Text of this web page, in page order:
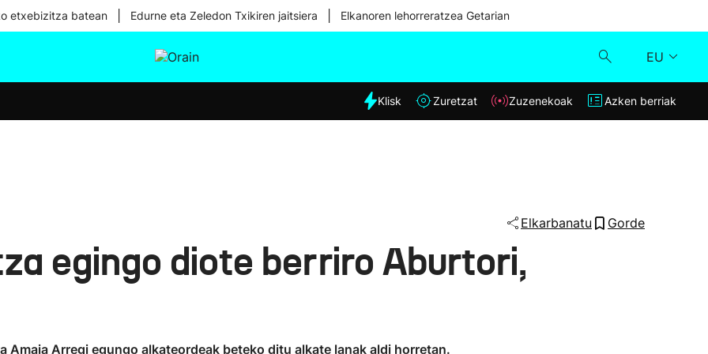
etxebizitza batean Edurne eta Zeledon Txikiren jaitsiera Elkanoren lehorreratzea Getarian
EU
Eguraldia
Klisk
Klisk Zuretzat Zuzenekoak Azken berriak
Elkarbanatu Gorde
egingo diote berriro Aburtori,
Amaia Arregi egungo alkateordeak beteko ditu alkate lanak aldi horretan.